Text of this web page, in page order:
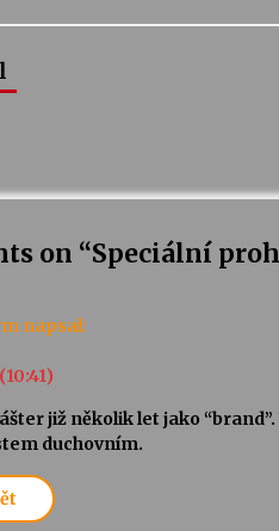
on “Speciální
napsal:
již několik let jako
duchovním.